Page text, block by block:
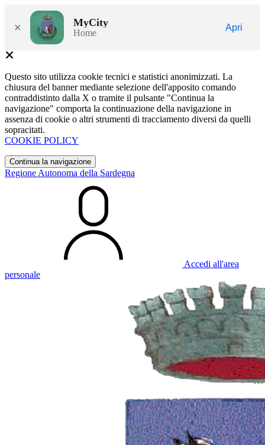
× MyCity
Home
Apri
Questo sito utilizza cookie tecnici e statistici anonimizzati. La
chiusura del banner mediante selezione dell'apposito comando
contraddistinto dalla X o tramite il pulsante "Continua la
navigazione" comporta la continuazione della navigazione in
assenza di cookie o altri strumenti di tracciamento diversi da quelli
sopracitati.
COOKIE POLICY
Continua la navigazione
Regione Autonoma della Sardegna
Accedi all'area
personale